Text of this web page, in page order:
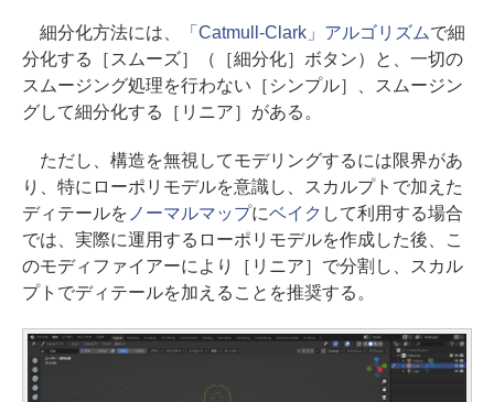
細分化方法には、 「Catmull-Clark」アルゴリズムで細
分化する［スムーズ］（［細分化］ボタン）と、一切の
スムージング処理を行わない［シンプル］、スムージン
グして細分化する［リニア］がある。
ただし、構造を無視してモデリングするには限界があ
り、特にローポリモデルを意識し、スカルプトで加えた
ディテールを ノーマルマップにベイク して利用する場合
では、実際に運用するローポリモデルを作成した後、こ
のモディファイアーにより［リニア］で分割し、スカル
プトでディテールを加えることを推奨する。